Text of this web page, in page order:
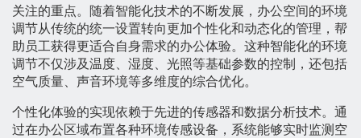
关注的重点。随着智能化技术的不断发展，办公空间的环境
调节从传统的统一设置转向更加个性化和动态化的管理，帮
助员工获得更适合自身需求的办公体验。这种智能化的环境
调节不仅涉及温度、湿度、光照等基础参数的控制，还包括
空气质量、声音环境等多维度的综合优化。
个性化体验的实现依赖于先进的传感器和数据分析技术。通
过在办公区域布置各种环境传感设备，系统能够实时监测空